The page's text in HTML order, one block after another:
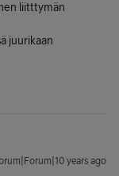
liitttymän
juurikaan
years ago